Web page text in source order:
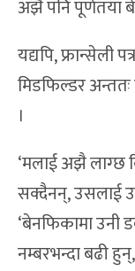
अझै पनि पूर्णतया
यद्यपि, फ्रान्सेली
मिडफिल्डर
।
‘मलाई अझै
सक्दैनन्, उसलाई
‘बेनफिकामा उनी
नम्बरभन्दा बढी